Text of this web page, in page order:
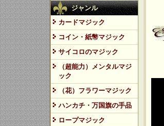
ジャンル
カードマジック
コイン・紙幣マジック
サイコロのマジック
（超能力）メンタルマジ
ック
（花）フラワーマジック
ハンカチ・万国旗の手品
ロープマジック